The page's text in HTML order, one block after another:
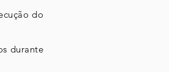
do
durante